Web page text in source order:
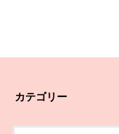
カテゴリー